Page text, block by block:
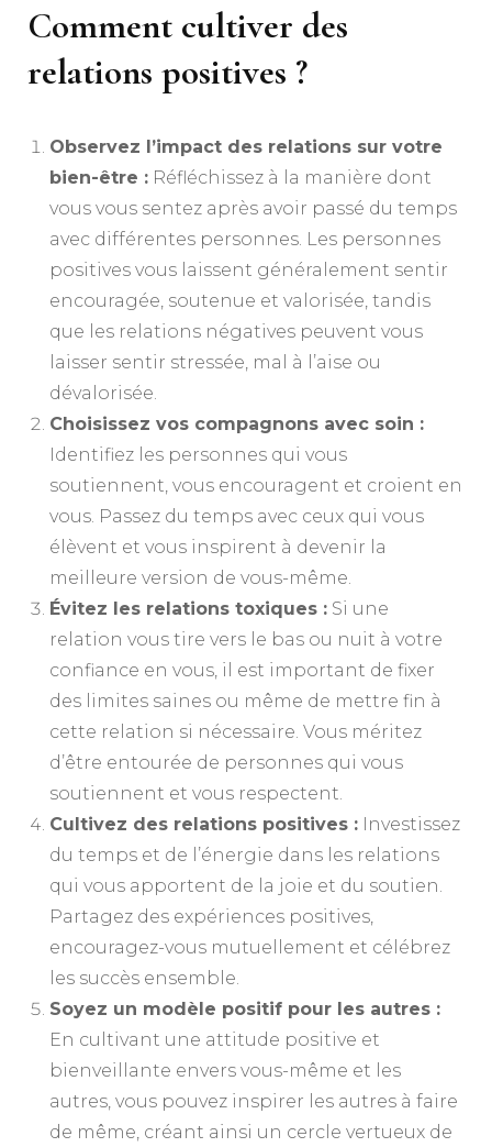
Comment cultiver des
relations positives ?
Observez l’impact des relations sur votre
bien-être : Réfléchissez à la manière dont
vous vous sentez après avoir passé du temps
avec différentes personnes. Les personnes
positives vous laissent généralement sentir
encouragée, soutenue et valorisée, tandis
que les relations négatives peuvent vous
laisser sentir stressée, mal à l’aise ou
dévalorisée.
Choisissez vos compagnons avec soin :
Identifiez les personnes qui vous
soutiennent, vous encouragent et croient en
vous. Passez du temps avec ceux qui vous
élèvent et vous inspirent à devenir la
meilleure version de vous-même.
Évitez les relations toxiques : Si une
relation vous tire vers le bas ou nuit à votre
confiance en vous, il est important de fixer
des limites saines ou même de mettre fin à
cette relation si nécessaire. Vous méritez
d’être entourée de personnes qui vous
soutiennent et vous respectent.
Cultivez des relations positives : Investissez
du temps et de l’énergie dans les relations
qui vous apportent de la joie et du soutien.
Partagez des expériences positives,
encouragez-vous mutuellement et célébrez
les succès ensemble.
Soyez un modèle positif pour les autres :
En cultivant une attitude positive et
bienveillante envers vous-même et les
autres, vous pouvez inspirer les autres à faire
de même, créant ainsi un cercle vertueux de